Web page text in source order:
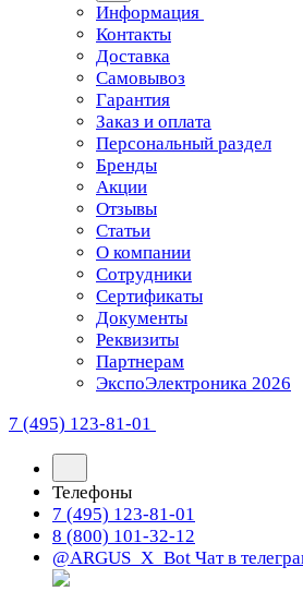
Информация
Контакты
Доставка
Самовывоз
Гарантия
Заказ и оплата
Персональный раздел
Бренды
Акции
Отзывы
Статьи
О компании
Сотрудники
Сертификаты
Документы
Реквизиты
Партнерам
ЭкспоЭлектроника 2026
7 (495) 123-81-01
Телефоны
7 (495) 123-81-01
8 (800) 101-32-12
@ARGUS_X_Bot Чат в